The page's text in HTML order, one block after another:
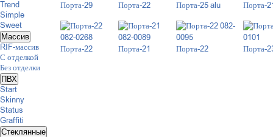
Trend
Simple
Sweet
Массив
RIF-массив
С отделкой
Без отделки
ПВХ
Start
Skinny
Status
Graffiti
Стеклянные
Порта-29 Порта-22 Порта-25 alu Порта-
Порта-22 Порта-21 Порта-22 Порта-